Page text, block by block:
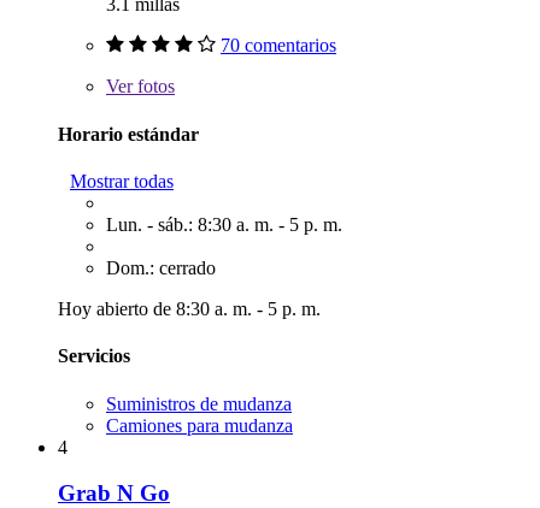
3.1 millas
70 comentarios
Verfotos
Horario estándar
Mostrar todas
Lun. - sáb.: 8:30 a. m. - 5 p. m.
Dom.: cerrado
Hoy abierto de 8:30 a. m. - 5 p. m.
Servicios
Suministros de mudanza
Camiones para mudanza
4
Grab N Go